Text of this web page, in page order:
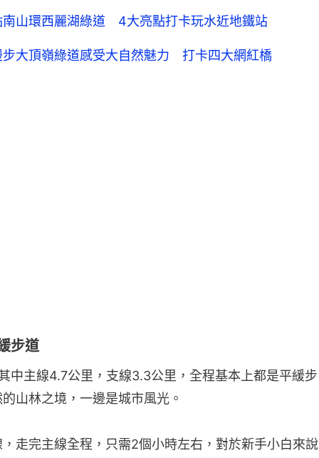
南山環西麗湖綠道 4大亮點打卡玩水近地鐵站
步大頂嶺綠道感受大自然魅力 打卡四大網紅橋
步道
中主線4.7公里，支線3.3公里，全程基本上都是平緩步
山林之境，一邊是城市風光。
走完主線全程，只需2個小時左右，對於新手小白來說